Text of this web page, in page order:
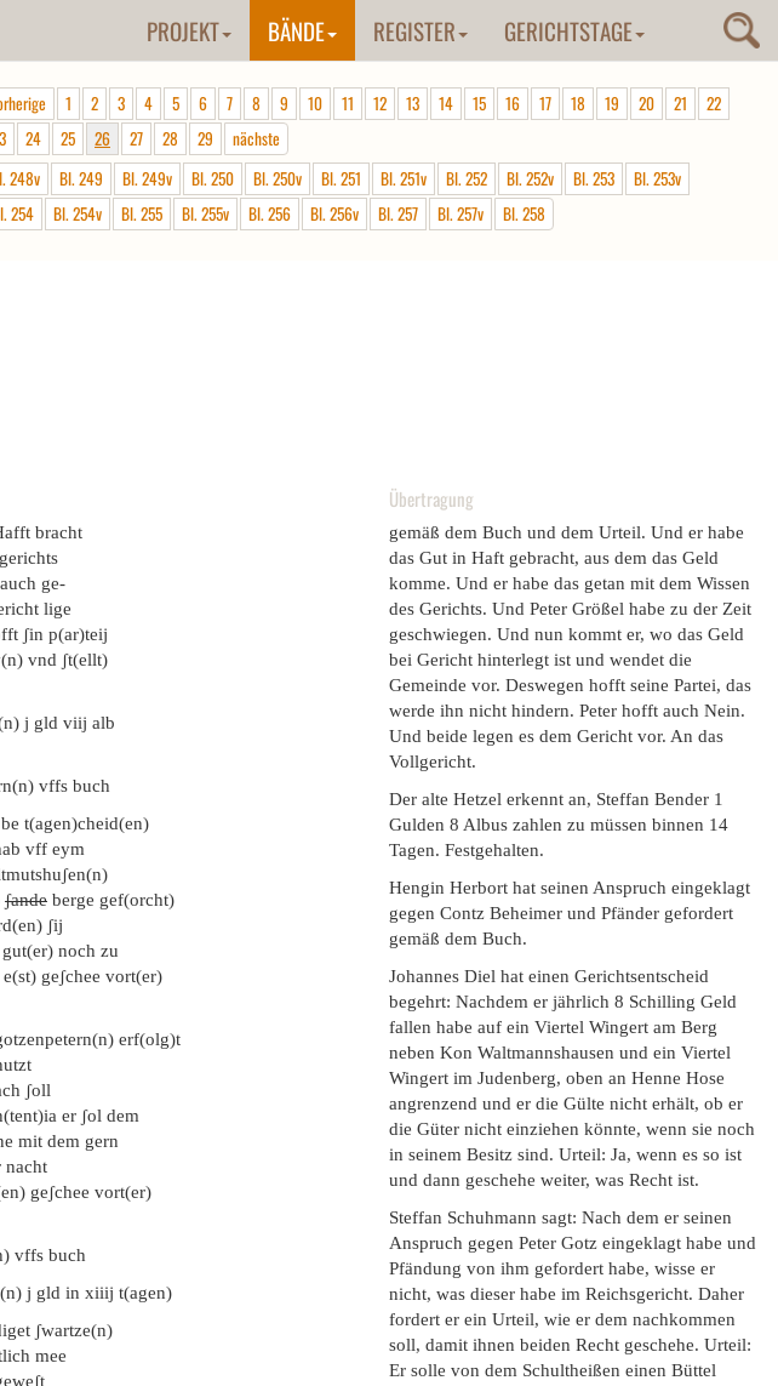
PROJEKT BÄNDE REGISTER GERICHTSTAGE
1 2 3 4 5 6 7 8 9 10 11 12 13 14 15 16 17 18 19 20 21
22
24 25 26 27 28 29
nächste
248v
Bl. 249 Bl. 249v Bl. 250 Bl. 250v Bl. 251 Bl. 251v Bl. 252 Bl. 252v Bl. 253
Bl. 253v
254
Bl. 254v Bl. 255 Bl. 255v Bl. 256 Bl. 256v Bl. 257 Bl. 257v Bl. 258
bracht
ge-
lige
ʃin p(ar)teij
vnd ʃt(ellt)
j gld viij alb
vffs buch
t(agen)cheid(en)
vff eym
ʃande berge gef(orcht)
ʃij
noch zu
geʃchee vort(er)
erf(olg)t
ʃoll
er ʃol dem
mit dem gern
nacht
geʃchee vort(er)
vffs buch
j gld in xiiij t(agen)
ʃwartze(n)
mee
Übertragung
gemäß dem Buch und dem Urteil. Und er habe
das Gut in Haft gebracht, aus dem das Geld
komme. Und er habe das getan mit dem Wissen
des Gerichts. Und Peter Größel habe zu der Zeit
geschwiegen. Und nun kommt er, wo das Geld
bei Gericht hinterlegt ist und wendet die
Gemeinde vor. Deswegen hofft seine Partei, das
werde ihn nicht hindern. Peter hofft auch Nein.
Und beide legen es dem Gericht vor. An das
Vollgericht.
Der alte Hetzel erkennt an, Steffan Bender 1
Gulden 8 Albus zahlen zu müssen binnen 14
Tagen. Festgehalten.
Hengin Herbort hat seinen Anspruch eingeklagt
gegen Contz Beheimer und Pfänder gefordert
gemäß dem Buch.
Johannes Diel hat einen Gerichtsentscheid
begehrt: Nachdem er jährlich 8 Schilling Geld
fallen habe auf ein Viertel Wingert am Berg
neben Kon Waltmannshausen und ein Viertel
Wingert im Judenberg, oben an Henne Hose
angrenzend und er die Gülte nicht erhält, ob er
die Güter nicht einziehen könnte, wenn sie noch
in seinem Besitz sind. Urteil: Ja, wenn es so ist
und dann geschehe weiter, was Recht ist.
Steffan Schuhmann sagt: Nach dem er seinen
Anspruch gegen Peter Gotz eingeklagt habe und
Pfändung von ihm gefordert habe, wisse er
nicht, was dieser habe im Reichsgericht. Daher
fordert er ein Urteil, wie er dem nachkommen
soll, damit ihnen beiden Recht geschehe. Urteil:
Er solle von dem Schultheißen einen Büttel